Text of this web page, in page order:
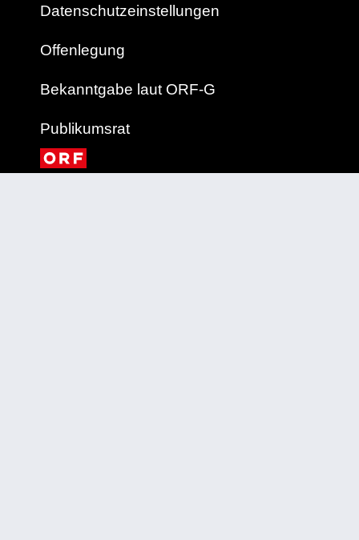
Datenschutzeinstellungen
Offenlegung
Bekanntgabe laut ORF-G
Publikumsrat